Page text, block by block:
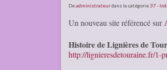
Deadministrateurdans la catégorie37 -
Un nouveau site référencé sur
Histoire de Lignières de
http://lignieresdetouraine.fr/1-